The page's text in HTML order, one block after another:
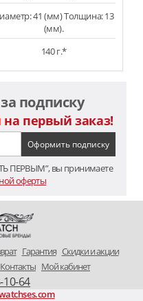
41 (мм) Толщина: 13
(мм).
140 г.*
подписку
на первый заказ!
ПЕРВЫМ”, вы принимаете
оферты
Гарантия Скидки и акции
Контакты Мой кабинет
10-64